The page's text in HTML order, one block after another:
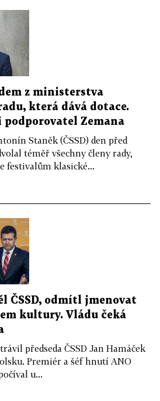
z ministerstva
která dává dotace.
podporovatel Zemana
Staněk (ČSSD) den před
téměř všechny členy rady,
festivalům klasické...
ČSSD, odmítl jmenovat
kultury. Vládu čeká
předseda ČSSD Jan Hamáček
Premiér a šéf hnutí ANO
u...